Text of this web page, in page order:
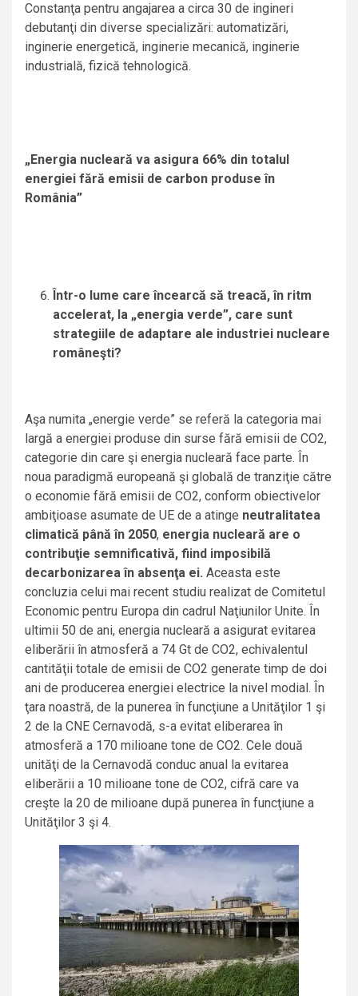
Constanţa pentru angajarea a circa 30 de ingineri
debutanţi din diverse specializări: automatizări,
inginerie energetică, inginerie mecanică, inginerie
industrială, fizică tehnologică.
„Energia nucleară va asigura 66% din totalul
energiei fără emisii de carbon produse în
România”
Într-o lume care încearcă să treacă, în ritm
accelerat, la „energia verde”, care sunt
strategiile de adaptare ale industriei nucleare
româneşti?
Aşa numita „energie verde” se referă la categoria mai
largă a energiei produse din surse fără emisii de CO2,
categorie din care şi energia nucleară face parte. În
noua paradigmă europeană şi globală de tranziţie către
o economie fără emisii de CO2, conform obiectivelor
ambiţioase asumate de UE de a atinge neutralitatea
climatică până în 2050, energia nucleară are o
contribuţie semnificativă, fiind imposibilă
decarbonizarea în absenţa ei. Aceasta este
concluzia celui mai recent studiu realizat de Comitetul
Economic pentru Europa din cadrul Naţiunilor Unite. În
ultimii 50 de ani, energia nucleară a asigurat evitarea
eliberării în atmosferă a 74 Gt de CO2, echivalentul
cantităţii totale de emisii de CO2 generate timp de doi
ani de producerea energiei electrice la nivel modial. În
ţara noastră, de la punerea în funcţiune a Unităţilor 1 şi
2 de la CNE Cernavodă, s-a evitat eliberarea în
atmosferă a 170 milioane tone de CO2. Cele două
unităţi de la Cernavodă conduc anual la evitarea
eliberării a 10 milioane tone de CO2, cifră care va
creşte la 20 de milioane după punerea în funcţiune a
Unităţilor 3 şi 4.